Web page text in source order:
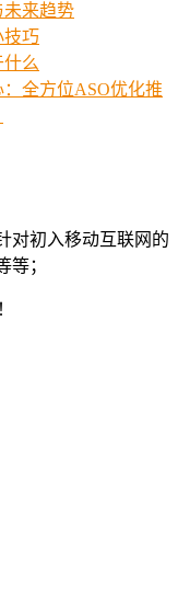
未来趋势
技巧
什么
全方位ASO优化推
对初入移动互联网的
等；